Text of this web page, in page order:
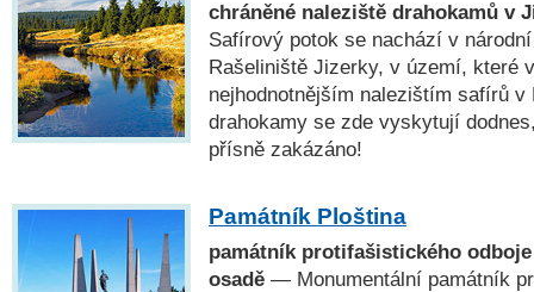
chráněné naleziště drahokamů v
Safírový potok se nachází v
Rašeliniště Jizerky, v území, které
nejhodnotnějším nalezištím safírů v
drahokamy se zde vyskytují
přísně zakázáno!
Památník Ploština
památník protifašistického
osadě — Monumentální památník